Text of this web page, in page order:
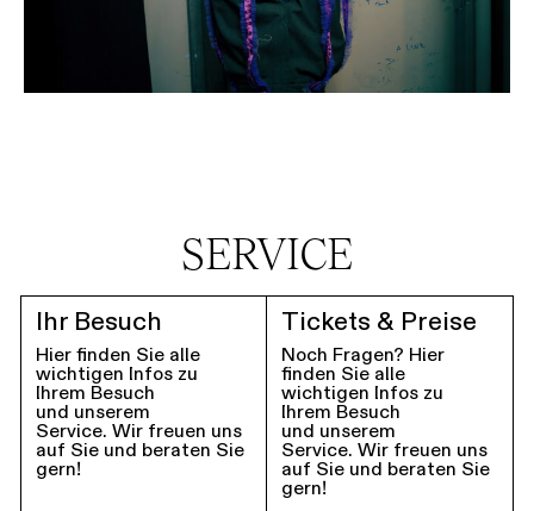
SERVICE
Ihr Besuch
Hier finden Sie alle
wichtigen Infos zu
Ihrem Besuch
und unserem
Service. Wir freuen uns
auf Sie und beraten Sie
gern!
Tickets & Preise
Noch Fragen? Hier
finden Sie alle
wichtigen Infos zu
Ihrem Besuch
und unserem
Service. Wir freuen uns
auf Sie und beraten Sie
gern!